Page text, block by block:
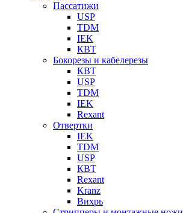
Пассатижи
USP
TDM
IEK
КВТ
Бокорезы и кабелерезы
КВТ
USP
TDM
IEK
Rexant
Отвертки
IEK
TDM
USP
КВТ
Rexant
Kranz
Вихрь